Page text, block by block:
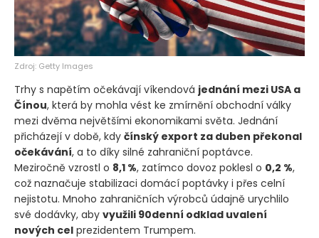
Zdroj: Getty Images
Trhy s napětím očekávají víkendová jednání mezi USA a
Čínou, která by mohla vést ke zmírnění obchodní války
mezi dvěma největšími ekonomikami světa. Jednání
přicházejí v době, kdy čínský export za duben překonal
očekávání, a to díky silné zahraniční poptávce.
Meziročně vzrostl o 8,1 %, zatímco dovoz poklesl o 0,2 %,
což naznačuje stabilizaci domácí poptávky i přes celní
nejistotu. Mnoho zahraničních výrobců údajně urychlilo
své dodávky, aby využili 90denní odklad uvalení
nových cel prezidentem Trumpem.